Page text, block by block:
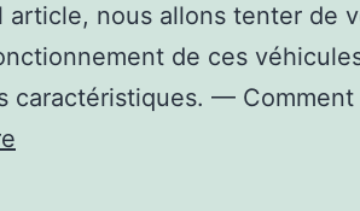
article, nous allons tenter de
de ces
caractéristiques. —